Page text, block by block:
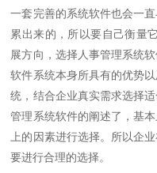
一套完善的系统软件也会一
累出来的，所以要自己衡量
展方向，选择人事管理系统
软件系统本身所具有的优势
统，结合企业真实需求选择
管理系统软件的阐述了，基
上的因素进行选择。所以企
要进行合理的选择。